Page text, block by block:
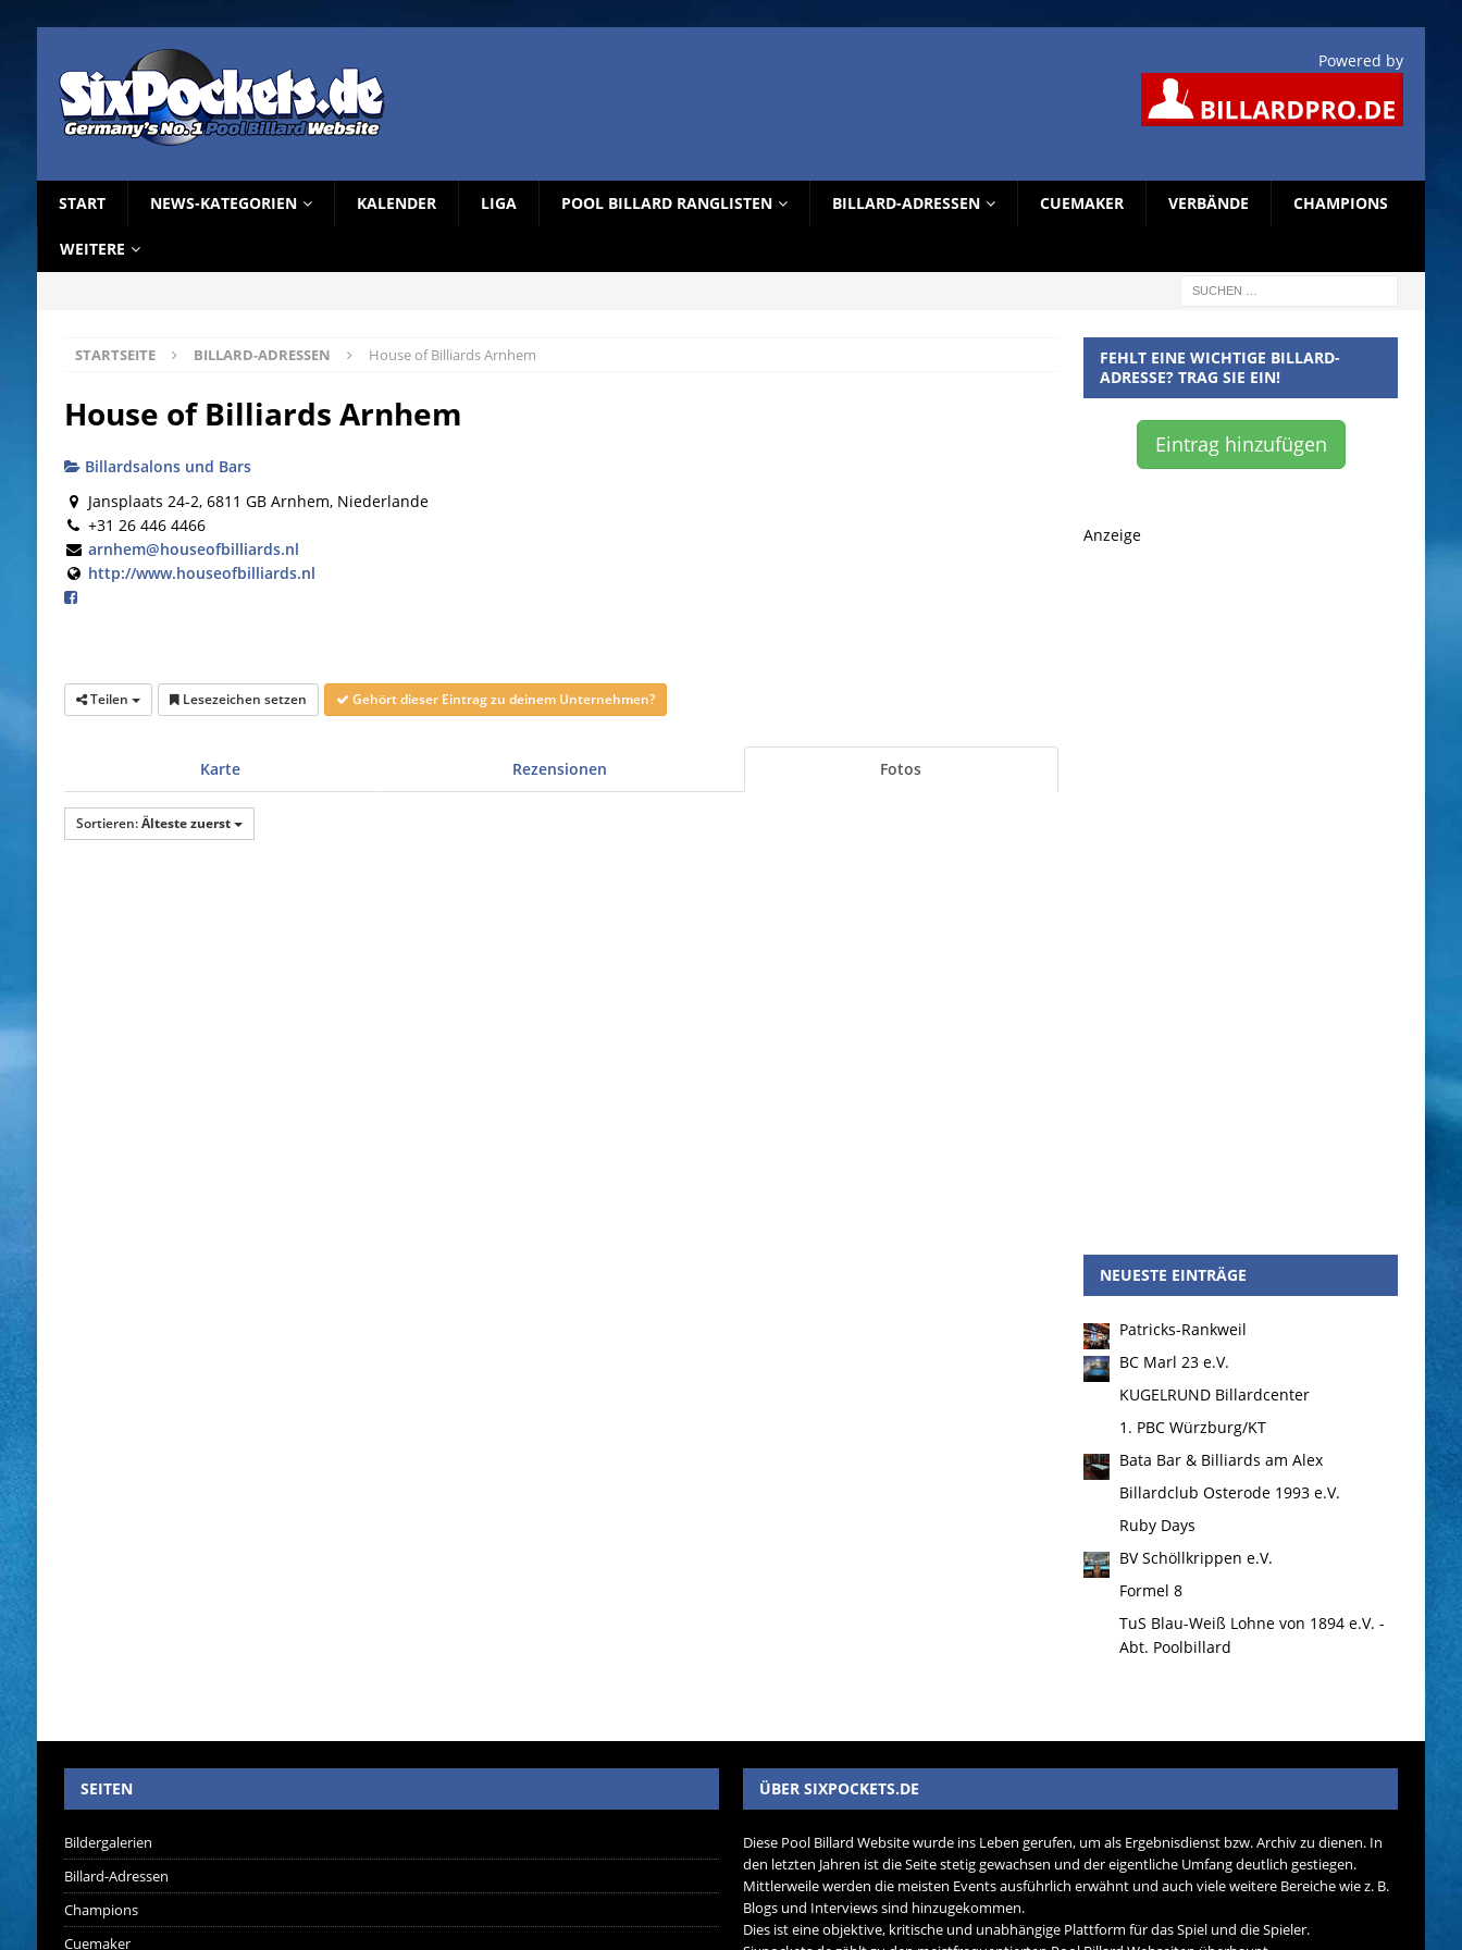
Powered by
START NEWS-KATEGORIEN KALENDER LIGA POOL BILLARD RANGLISTEN BILLARD-ADRESSEN CUEMAKER VERBÄNDE CHAMPIONS
WEITERE
STARTSEITE BILLARD-ADRESSEN House of Billiards Arnhem
House of Billiards Arnhem
Billardsalons und Bars
Jansplaats 24-2, 6811 GB Arnhem, Niederlande
+31 26 446 4466
arnhem@houseofbilliards.nl
http://www.houseofbilliards.nl
Teilen Lesezeichen setzen Gehört dieser Eintrag zu deinem Unternehmen?
Karte Rezensionen Fotos
Sortieren:Älteste zuerst
FEHLT EINE WICHTIGE BILLARD-
ADRESSE? TRAG SIE EIN!
Eintrag hinzufügen
Anzeige
NEUESTE EINTRÄGE
Patricks-Rankweil
BC Marl 23 e.V.
KUGELRUND Billardcenter
1. PBC Würzburg/KT
Bata Bar & Billiards am Alex
Billardclub Osterode 1993 e.V.
Ruby Days
BV Schöllkrippen e.V.
Formel 8
TuS Blau-Weiß Lohne von 1894 e.V. -
Abt. Poolbillard
SEITEN
Bildergalerien
Billard-Adressen
Champions
Cuemaker
ÜBER SIXPOCKETS.DE
Diese Pool Billard Website wurde ins Leben gerufen, um als Ergebnisdienst bzw. Archiv zu dienen. In
den letzten Jahren ist die Seite stetig gewachsen und der eigentliche Umfang deutlich gestiegen.
Mittlerweile werden die meisten Events ausführlich erwähnt und auch viele weitere Bereiche wie z. B.
Blogs und Interviews sind hinzugekommen.
Dies ist eine objektive, kritische und unabhängige Plattform für das Spiel und die Spieler.